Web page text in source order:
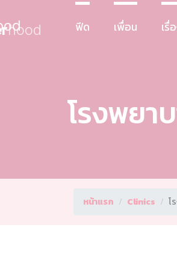
hood ฟีด เพื่อน เรื่
โรงพย
หน้าแรก Clinics โ